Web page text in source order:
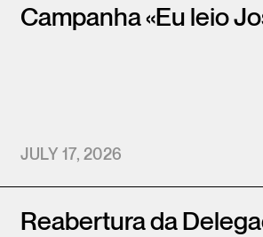
Campanha «Eu leio
JULY 17, 2026
Reabertura da